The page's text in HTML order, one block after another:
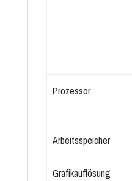
Prozessor
Arbeitsspeicher
Grafikauflösung